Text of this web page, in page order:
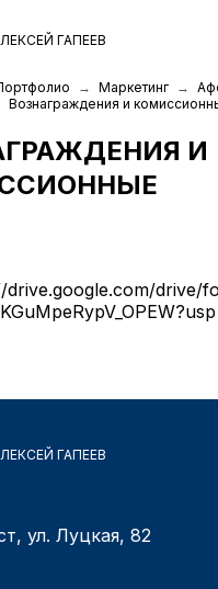
ГАПЕЕВ
Маркетинг
Вознаграждения и
И
drive.google.com/drive/
ГАПЕЕВ
ул. Луцкая, 82